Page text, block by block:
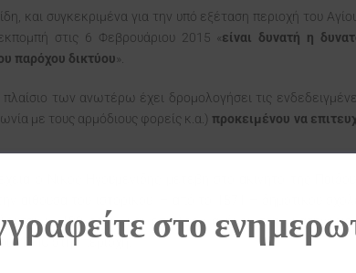
και συγκεκριμένα για την υπό εξέταση περιοχή του
στις 6 Φεβρουάριου 2015 «είναι δυνατή η
παρόχου δικτύου».
πλαίσιο των ανωτέρω έχει δρομολογήσει τις
με τους αρμόδιους φορείς κ.α.) προκειμένου να
ο Νίκος Ηγουμενίδης μετέβη στο ακίνητο της
αίθουσα του ιστορικού – από το 1871 – δημοτικού
100 ετών και επιπλέον ανήκει στην
ΥΠΠΟ στην περιοχή.
στο